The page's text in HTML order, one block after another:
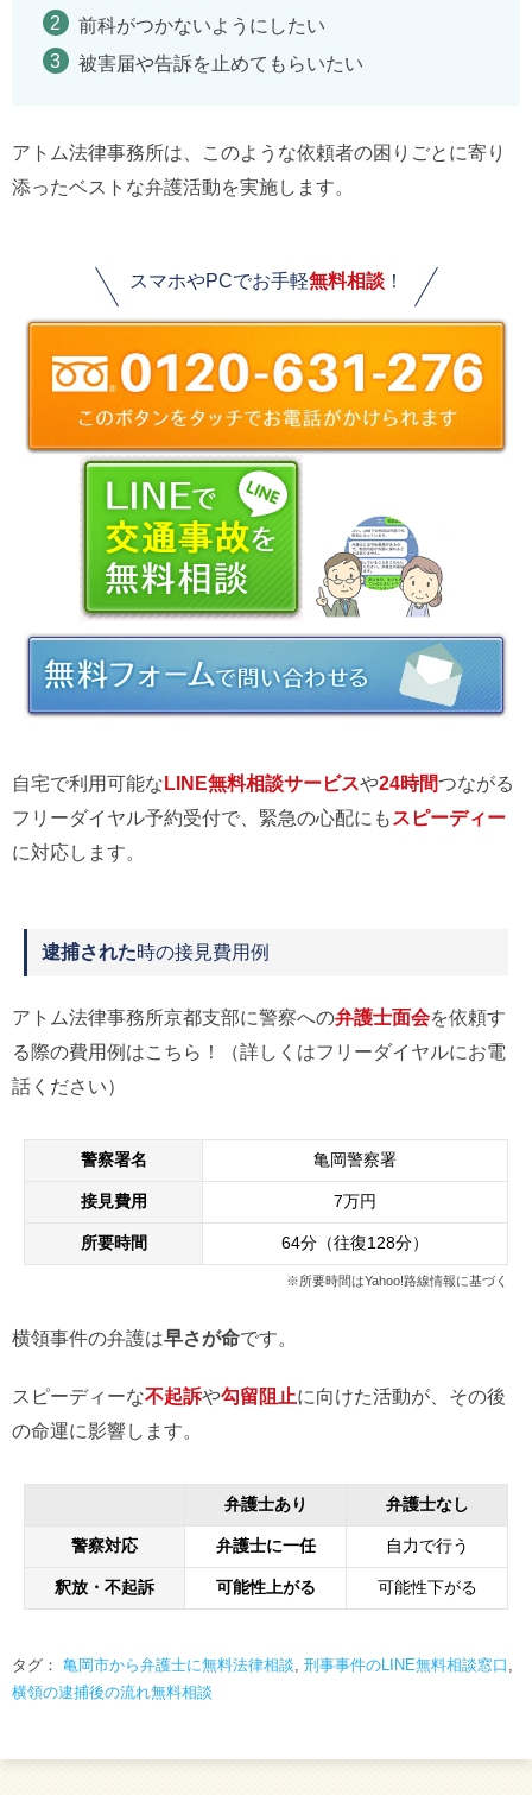
前科がつかないようにしたい
被害届や告訴を止めてもらいたい
アトム法律事務所は、このような依頼者の困りごとに寄り
添ったベストな弁護活動を実施します。
スマホやPCでお手軽無料相談！
自宅で利用可能なLINE無料相談サービスや24時間つながる
フリーダイヤル予約受付で、緊急の心配にも スピーディー
に対応します。
逮捕された時の接見費用例
アトム法律事務所京都支部に警察への弁護士面会を依頼す
る際の費用例はこちら！（詳しくはフリーダイヤルにお電
話ください）
警察署名 亀岡警察署
接見費用 7万円
所要時間 64分（往復128分）
※所要時間はYahoo!路線情報に基づく
横領事件の弁護は早さが命です。
スピーディーな不起訴や勾留阻止に向けた活動が、その後
の命運に影響します。
弁護士あり 弁護士なし
警察対応 弁護士に一任 自力で行う
釈放・不起訴 可能性上がる 可能性下がる
タグ： 亀岡市から弁護士に無料法律相談 刑事事件のLINE無料相談窓口
横領の逮捕後の流れ無料相談